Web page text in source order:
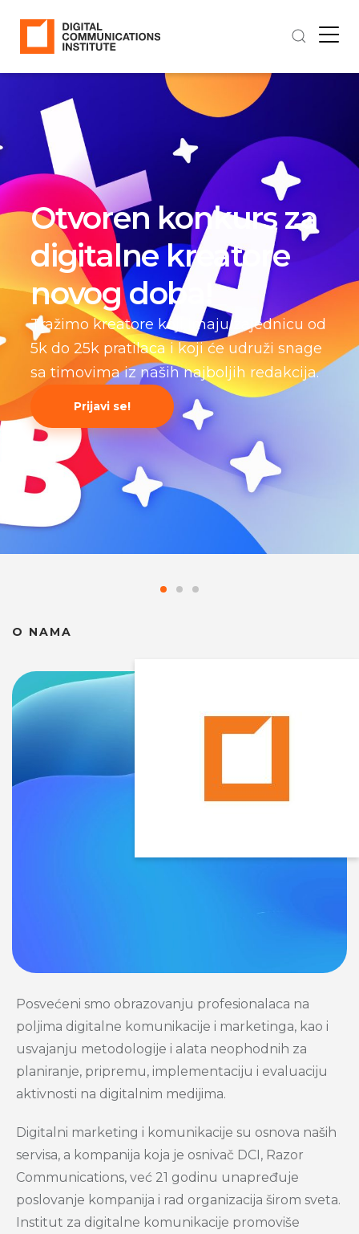
Otvoren konkurs za
digitalne kreatore
novog doba!
Tražimo kreatore koji imaju zajednicu od
5k do 25k pratilaca i koji će udruži snage
sa timovima iz naših najboljih redakcija.
Prijavi se!
O NAMA
Posvećeni smo obrazovanju profesionalaca na
poljima digitalne komunikacije i marketinga, kao i
usvajanju metodologije i alata neophodnih za
planiranje, pripremu, implementaciju i evaluaciju
aktivnosti na digitalnim medijima.
Digitalni marketing i komunikacije su osnova naših
servisa, a kompanija koja je osnivač DCI, Razor
Communications, već 21 godinu unapređuje
poslovanje kompanija i rad organizacija širom sveta.
Institut za digitalne komunikacije promoviše